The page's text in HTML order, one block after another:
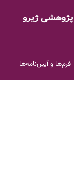
فرم‌ها و آیین‌نامه‌ها